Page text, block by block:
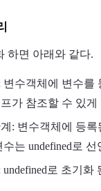
하면 아래와 같다.
변수객체에 변수를
가 참조할 수 있게
: 변수객체에 등
는 undefined로 선
undefined로 초기화